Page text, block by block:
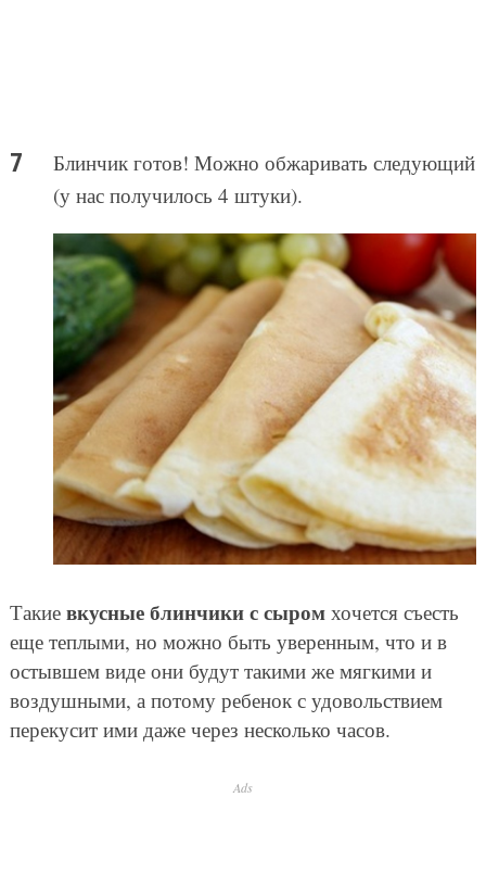
Блинчик готов! Можно обжаривать следующий
(у нас получилось 4 штуки).
Такие вкусные блинчики с сыромхочется съесть
еще теплыми, но можно быть уверенным, что и в
остывшем виде они будут такими же мягкими и
воздушными, а потому ребенок с удовольствием
перекусит ими даже через несколько часов.
Ads